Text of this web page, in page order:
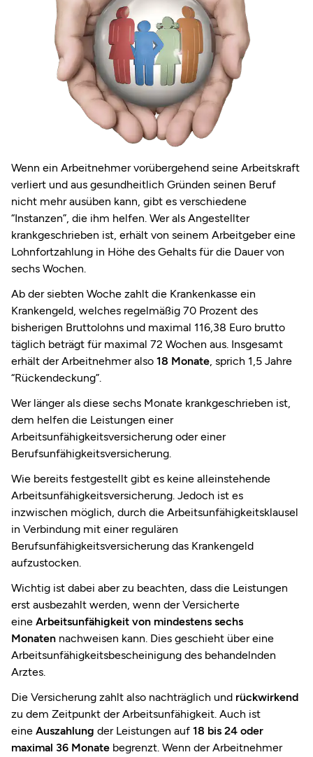
Wenn ein Arbeitnehmer vorübergehend seine Arbeitskraft
verliert und aus gesundheitlich Gründen seinen Beruf
nicht mehr ausüben kann, gibt es verschiedene
“Instanzen”, die ihm helfen. Wer als Angestellter
krankgeschrieben ist, erhält von seinem Arbeitgeber eine
Lohnfortzahlung in Höhe des Gehalts für die Dauer von
sechs Wochen.
Ab der siebten Woche zahlt die Krankenkasse ein
Krankengeld, welches regelmäßig 70 Prozent des
bisherigen Bruttolohns und maximal 116,38 Euro brutto
täglich beträgt für maximal 72 Wochen aus. Insgesamt
erhält der Arbeitnehmer also 18 Monate, sprich 1,5 Jahre
“Rückendeckung”.
Wer länger als diese sechs Monate krankgeschrieben ist,
dem helfen die Leistungen einer
Arbeitsunfähigkeitsversicherung oder einer
Berufsunfähigkeitsversicherung.
Wie bereits festgestellt gibt es keine alleinstehende
Arbeitsunfähigkeitsversicherung. Jedoch ist es
inzwischen möglich, durch die Arbeitsunfähigkeitsklausel
in Verbindung mit einer regulären
Berufsunfähigkeitsversicherung das Krankengeld
aufzustocken.
Wichtig ist dabei aber zu beachten, dass die Leistungen
erst ausbezahlt werden, wenn der Versicherte
eine Arbeitsunfähigkeit von mindestens sechs
Monaten nachweisen kann. Dies geschieht über eine
Arbeitsunfähigkeitsbescheinigung des behandelnden
Arztes.
Die Versicherung zahlt also nachträglich und rückwirkend
zu dem Zeitpunkt der Arbeitsunfähigkeit. Auch ist
eine Auszahlung der Leistungen auf 18 bis 24 oder
maximal 36 Monate begrenzt. Wenn der Arbeitnehmer